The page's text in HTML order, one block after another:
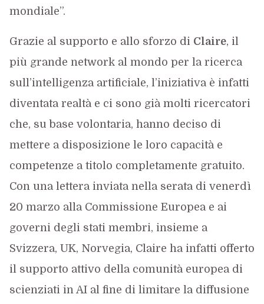
mondiale”.
Grazie al supporto e allo sforzo di Claire, il
più grande network al mondo per la ricerca
sull’intelligenza artificiale, l’iniziativa è infatti
diventata realtà e ci sono già molti ricercatori
che, su base volontaria, hanno deciso di
mettere a disposizione le loro capacità e
competenze a titolo completamente gratuito.
Con una lettera inviata nella serata di venerdì
20 marzo alla Commissione Europea e ai
governi degli stati membri, insieme a
Svizzera, UK, Norvegia, Claire ha infatti offerto
il supporto attivo della comunità europea di
scienziati in AI al fine di limitare la diffusione